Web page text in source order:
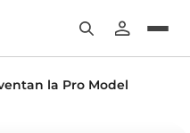
la Pro Model